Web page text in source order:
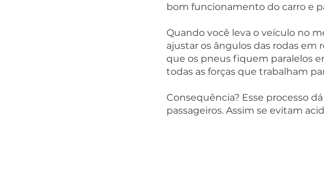
bom funcionamento do carro e
Quando você leva o veículo no
ajustar os ângulos das rodas em
que os pneus fiquem paralelos
todas as forças que trabalham
Consequência? Esse processo
passageiros. Assim se evitam